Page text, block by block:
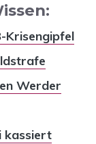
Krisengipfel
Werder
kassiert